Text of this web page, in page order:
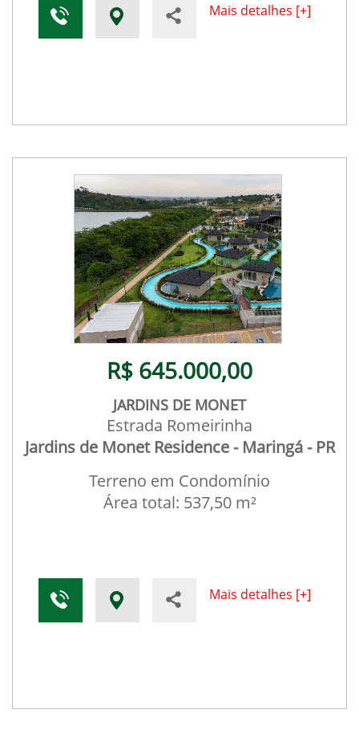
Mais detalhes [+]
R$ 645.000,00
JARDINS DE MONET
Estrada Romeirinha
Jardins de Monet Residence - Maringá - PR
Terreno em Condomínio
Área total: 537,50 m²
Mais detalhes [+]